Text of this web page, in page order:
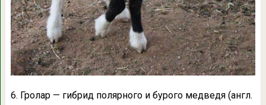
6. Гролар — гибрид полярного и бурого медведя (англ.